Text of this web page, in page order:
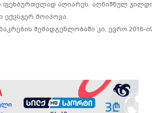
ფეხბურთელად აღიარეს. აღნიშნულ
ექვსჯერ მოიპოვა.
შემადგენლობაში კი, ევრო 2016-